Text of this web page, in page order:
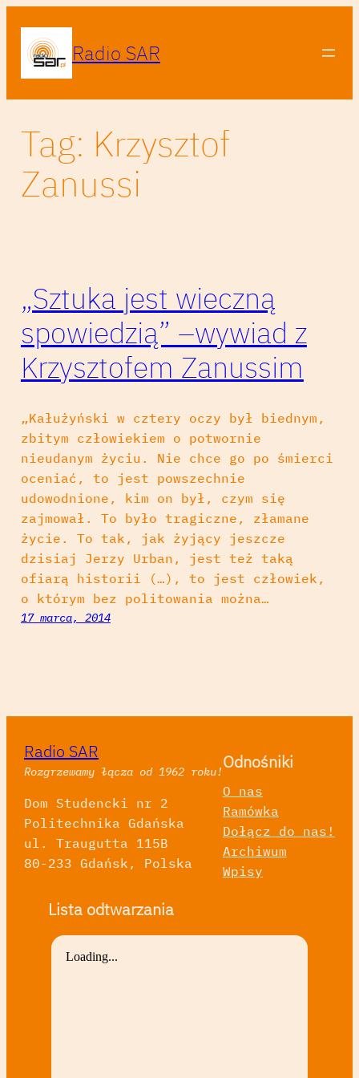
treści
Radio SAR
Tag: Krzysztof
Zanussi
„Sztuka jest wieczną
spowiedzią” –wywiad z
Krzysztofem Zanussim
„Kałużyński w cztery oczy był biednym,
zbitym człowiekiem o potwornie
nieudanym życiu. Nie chce go po śmierci
oceniać, to jest powszechnie
udowodnione, kim on był, czym się
zajmował. To było tragiczne, złamane
życie. To tak, jak żyjący jeszcze
dzisiaj Jerzy Urban, jest też taką
ofiarą historii (…), to jest człowiek,
o którym bez politowania można…
17 marca, 2014
Radio SAR
Rozgrzewamy łącza od 1962 roku!
Dom Studencki nr 2
Politechnika Gdańska
ul. Traugutta 115B
80-233 Gdańsk, Polska
Odnośniki
O nas
Ramówka
Dołącz do nas!
Archiwum
Wpisy
Lista odtwarzania